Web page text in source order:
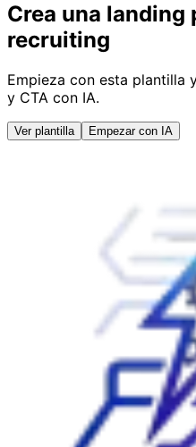
Crea una landing
recruiting
Empieza con esta plantilla
y CTA con IA.
Ver plantilla Empezar con IA